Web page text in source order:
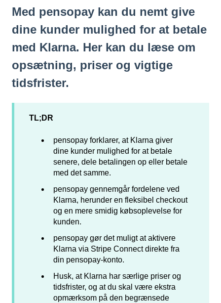
Med pensopay kan du nemt give
dine kunder mulighed for at betale
med Klarna. Her kan du læse om
opsætning, priser og vigtige
tidsfrister.
TL;DR
pensopay forklarer, at Klarna giver
dine kunder mulighed for at betale
senere, dele betalingen op eller betale
med det samme.
pensopay gennemgår fordelene ved
Klarna, herunder en fleksibel checkout
og en mere smidig købsoplevelse for
kunden.
pensopay gør det muligt at aktivere
Klarna via Stripe Connect direkte fra
din pensopay-konto.
Husk, at Klarna har særlige priser og
tidsfrister, og at du skal være ekstra
opmærksom på den begrænsede